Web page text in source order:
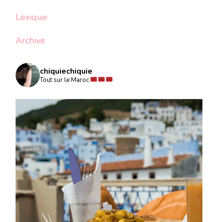
Lexique
Archive
chiquiechiquie
Tout sur le Maroc